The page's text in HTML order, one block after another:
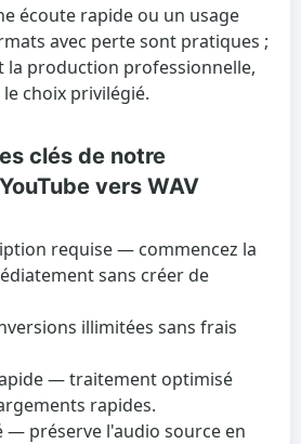
écoute rapide ou un usage
avec perte sont pratiques ;
la production professionnelle,
le choix privilégié.
clés de notre
vers WAV
requise— commencez la
sans créer de
illimitées sans frais
— traitement optimisé
rapides.
— préserve l'audio source en